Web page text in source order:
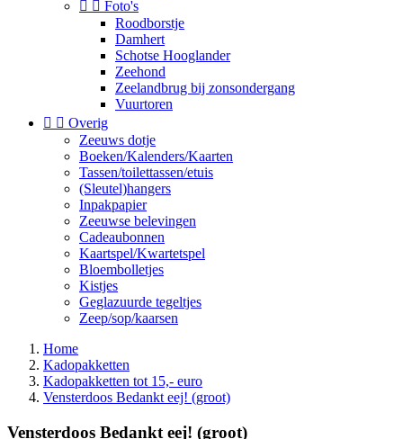
  Foto's
Roodborstje
Damhert
Schotse Hooglander
Zeehond
Zeelandbrug bij zonsondergang
Vuurtoren
  Overig
Zeeuws dotje
Boeken/Kalenders/Kaarten
Tassen/toilettassen/etuis
(Sleutel)hangers
Inpakpapier
Zeeuwse belevingen
Cadeaubonnen
Kaartspel/Kwartetspel
Bloembolletjes
Kistjes
Geglazuurde tegeltjes
Zeep/sop/kaarsen
Home
Kadopakketten
Kadopakketten tot 15,- euro
Vensterdoos Bedankt eej! (groot)
Vensterdoos Bedankt eej! (groot)